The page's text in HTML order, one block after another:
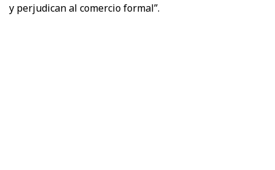
y perjudican al comercio formal”.